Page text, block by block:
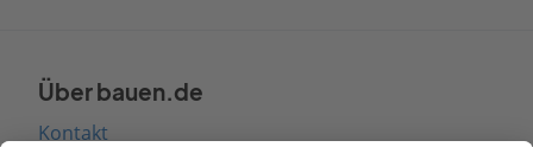
Über bauen.de
Kontakt